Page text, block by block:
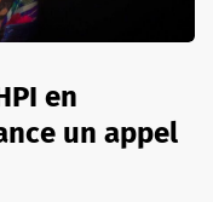
en
un appel